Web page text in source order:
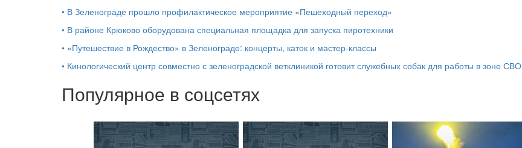
• В Зеленограде прошло профилактическое мероприятие «Пешеходный переход»
• В районе Крюково оборудована специальная площадка для запуска пиротехники
• «Путешествие в Рождество» в Зеленограде: концерты, каток и мастер‑классы
• Кинологический центр совместно с зеленоградской ветклиникой готовит служебных собак для работы в зоне СВО
Популярное в соцсетях